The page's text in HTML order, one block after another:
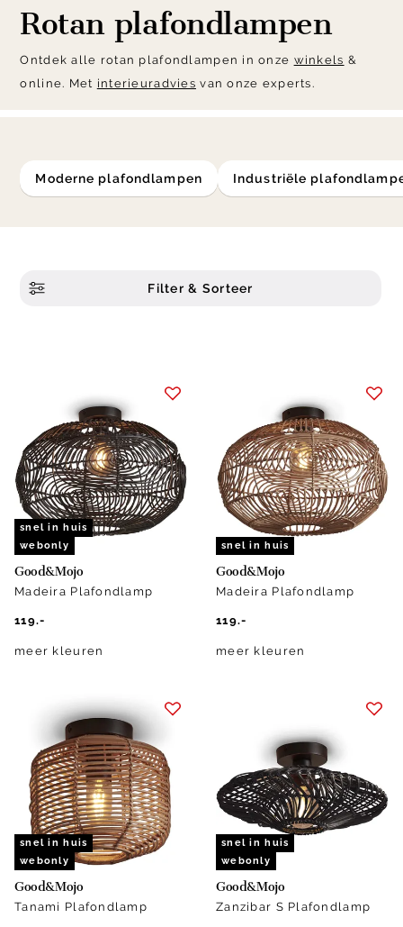
Rotan plafondlampen
Ontdek alle rotan plafondlampen in onze winkels &
online. Met interieuradvies van onze experts.
Moderne plafondlampen Industriële
Filter & Sorteer
snel in huis
webonly
Good&Mojo
Madeira Plafondlamp
119.-
meer kleuren
snel in huis
Good&Mojo
Madeira Plafondlamp
119.-
meer kleuren
snel in huis
webonly
Good&Mojo
Tanami Plafondlamp
snel in huis
webonly
Good&Mojo
Zanzibar S Plafondlamp